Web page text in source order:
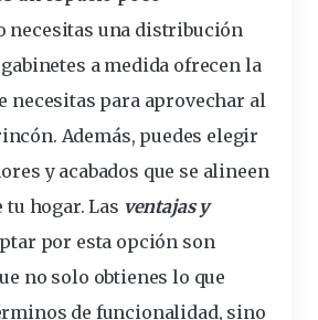
necesitas una distribución
a medida ofrecen la
necesitas para aprovechar al
Además, puedes elegir
y acabados que se alineen
tu hogar. Las ventajas y
por esta opción son
no solo obtienes lo que
de funcionalidad, sino